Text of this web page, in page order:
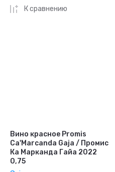
К сравнению
Вино красное Promis
Ca'Marcanda Gaja / Промис
Ка Марканда Гайа 2022
0,75